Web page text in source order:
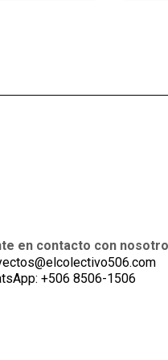
en contacto con
+506 8506-1506